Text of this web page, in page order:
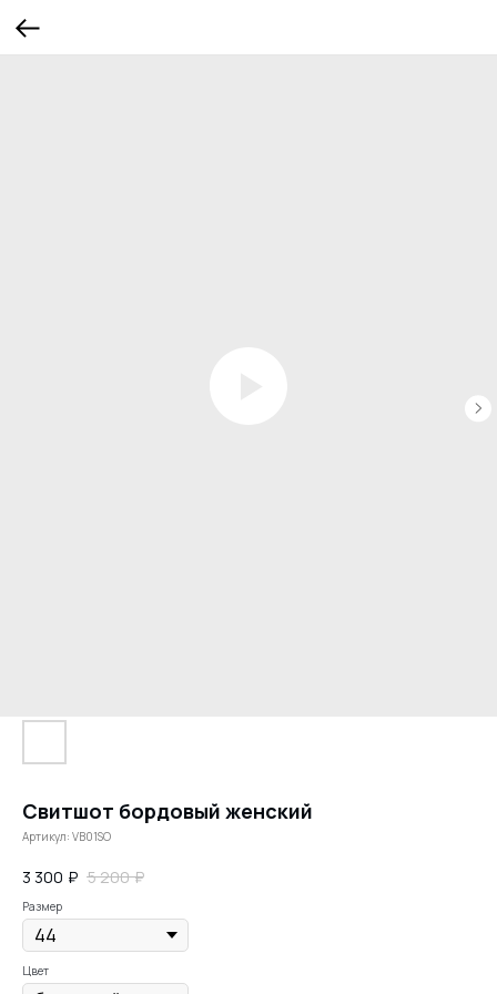
Свитшот бордовый женский
Артикул: VB01SO
3 300 ₽ 5 200 ₽
Размер
Цвет